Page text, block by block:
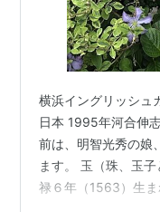
横浜イングリッシュ
日本 1995年河合伸
前は、明智光秀の娘
ます。 玉（珠、玉
禄６年（1563）生